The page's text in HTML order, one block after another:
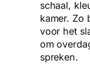
schaal,
kamer. Zo
voor het
om
spreken.